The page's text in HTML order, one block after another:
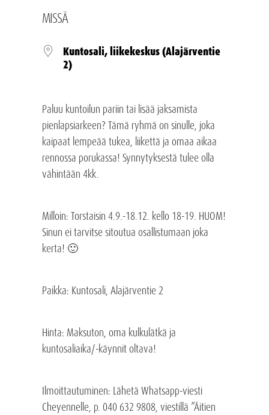
MISSÄ
Kuntosali, liikekeskus (Alajärventie
2)
Paluu kuntoilun pariin tai lisää jaksamista
pienlapsiarkeen? Tämä ryhmä on sinulle, joka
kaipaat lempeää tukea, liikettä ja omaa aikaa
rennossa porukassa! Synnytyksestä tulee olla
vähintään 4kk.
Milloin: Torstaisin 4.9.-18.12. kello 18-19. HUOM!
Sinun ei tarvitse sitoutua osallistumaan joka
kerta! 🙂
Paikka: Kuntosali, Alajärventie 2
Hinta: Maksuton, oma kulkulätkä ja
kuntosaliaika/-käynnit oltava!
Ilmoittautuminen: Lähetä Whatsapp-viesti
Cheyennelle, p. 040 632 9808, viestillä ”Äitien